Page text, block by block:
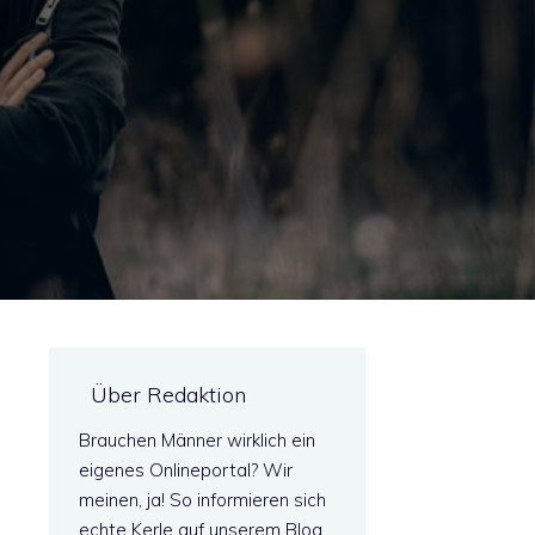
Über Redaktion
Brauchen Männer wirklich ein
eigenes Onlineportal? Wir
meinen, ja! So informieren sich
echte Kerle auf unserem Blog